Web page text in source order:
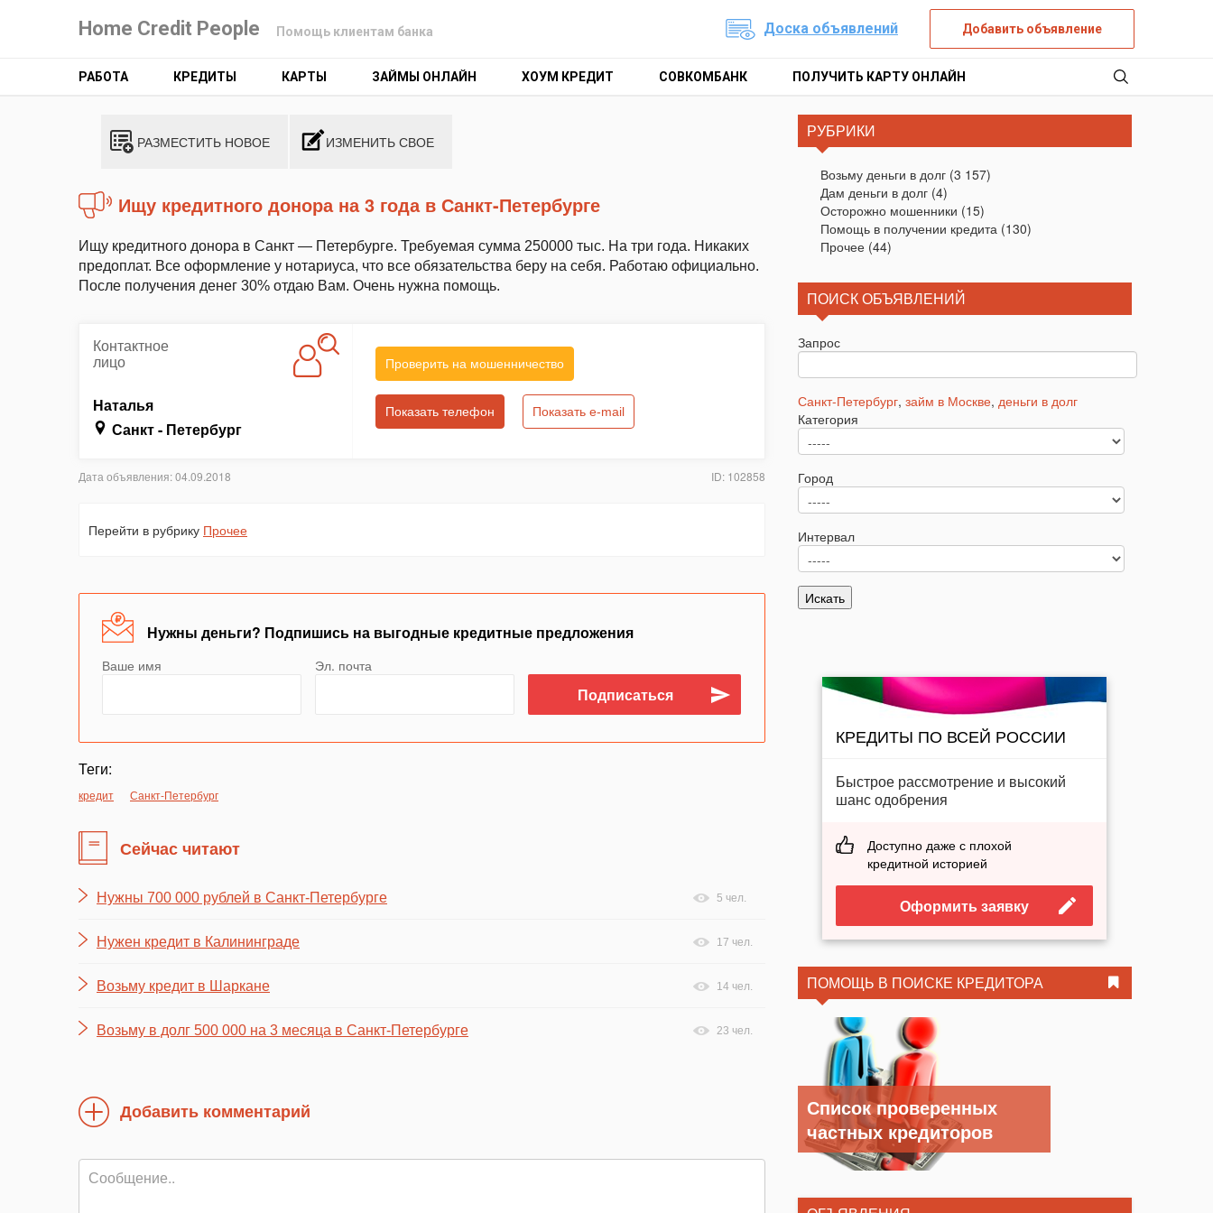
Home Credit People Помощь клиентам банка Доска объявлений Добавить объявление
РАБОТА КРЕДИТЫ КАРТЫ ЗАЙМЫ ОНЛАЙН ХОУМ КРЕДИТ СОВКОМБАНК ПОЛУЧИТЬ КАРТУ ОНЛАЙН
РАЗМЕСТИТЬ НОВОЕ ИЗМЕНИТЬ СВОЕ
Ищу кредитного донора на 3 года в Санкт-Петербурге
Ищу кредитного донора в Санкт — Петербурге. Требуемая сумма 250000 тыс. На три года. Никаких
предоплат. Все оформление у нотариуса, что все обязательства беру на себя. Работаю официально.
После получения денег 30% отдаю Вам. Очень нужна помощь.
Контактное
лицо
Наталья
Санкт - Петербург
Проверить на мошенничество
Показать телефон Показать e-mail
Дата объявления: 04.09.2018 ID: 102858
Перейти в рубрику Прочее
Нужны деньги? Подпишись на выгодные кредитные предложения
Ваше имя Эл. почта
Теги:
кредит Санкт-Петербург
Сейчас читают
Нужны 700 000 рублей в Санкт-Петербурге 5 чел.
Нужен кредит в Калининграде 17 чел.
Возьму кредит в Шаркане 14 чел.
Возьму в долг 500 000 на 3 месяца в Санкт-Петербурге 23 чел.
Добавить комментарий
РУБРИКИ
Возьму деньги в долг(3 157)
Дам деньги в долг(4)
Осторожно мошенники (15)
Помощь в получении кредита(130)
Прочее(44)
ПОИСК ОБЪЯВЛЕНИЙ
Запрос
Санкт-Петербург, займ в Москве, деньги в долг
Категория
Город
Интервал
КРЕДИТЫ ПО ВСЕЙ РОССИИ
Быстрое рассмотрение и высокий
шанс одобрения
Доступно даже с плохой
кредитной историей
Оформить заявку
ПОМОЩЬ В ПОИСКЕ КРЕДИТОРА
Список проверенных
частных кредиторов